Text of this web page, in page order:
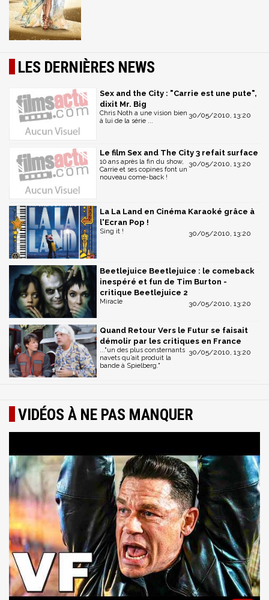
LES DERNIÈRES NEWS
Sex and the City : "Carrie est une pute",
dixit Mr. Big
30/05/2010, 13:20
Chris Noth a une vision bien
à lui de la série ...
Le film Sex and The City 3 refait surface
30/05/2010, 13:20
10 ans après la fin du show,
Carrie et ses copines font un
nouveau come-back !
La La Land en Cinéma Karaoké grâce à
l'Ecran Pop !
30/05/2010, 13:20
Sing it !
Beetlejuice Beetlejuice : le comeback
inespéré et fun de Tim Burton -
critique Beetlejuice 2
30/05/2010, 13:20
Miracle
Quand Retour Vers le Futur se faisait
démolir par les critiques en France
30/05/2010, 13:20
..."un des plus consternants
navets qu’ait produit la
bande à Spielberg."
VIDÉOS À NE PAS MANQUER